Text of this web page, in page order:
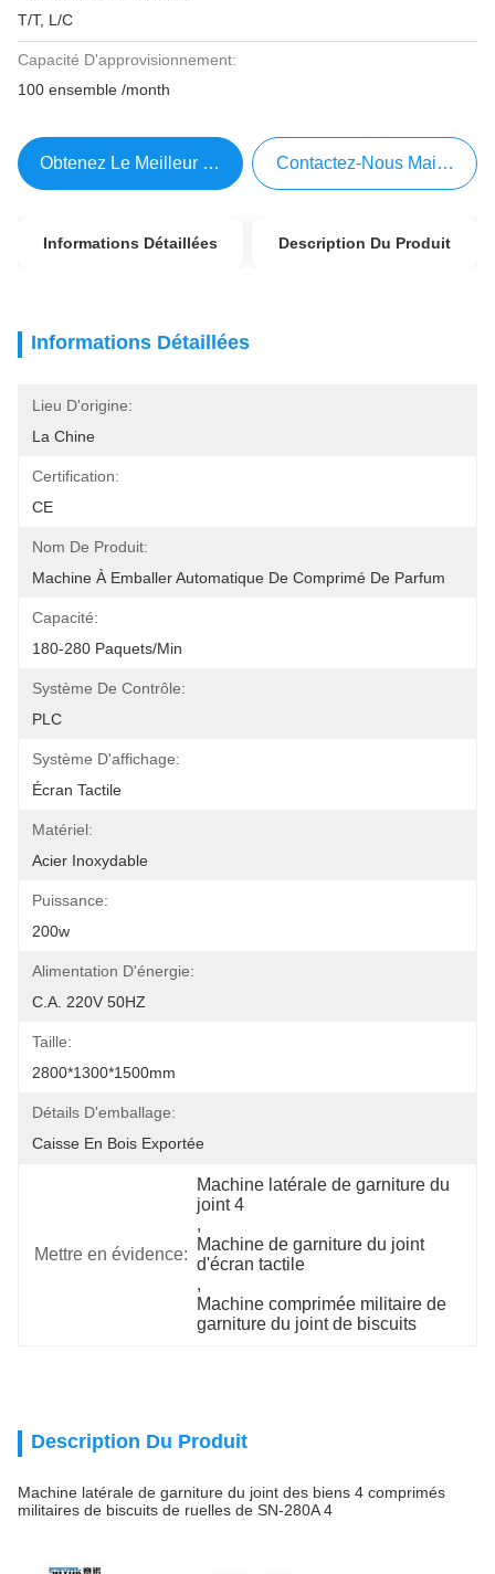
T/T, L/C
Capacité D'approvisionnement:
100 ensemble /month
Obtenez Le Meilleur Prix Contactez-Nous Maintenant
Informations Détaillées Description Du Produit
Informations Détaillées
Lieu D'origine:
La Chine
Certification:
CE
Nom De Produit:
Machine À Emballer Automatique De Comprimé De Parfum
Capacité:
180-280 Paquets/min
Système De Contrôle:
PLC
Système D'affichage:
Écran Tactile
Matériel:
Acier Inoxydable
Puissance:
200w
Alimentation D'énergie:
C.A. 220V 50HZ
Taille:
2800*1300*1500mm
Détails D'emballage:
Caisse En Bois Exportée
Mettre en évidence:
Machine latérale de garniture du
joint 4
,
Machine de garniture du joint
d'écran tactile
,
Machine comprimée militaire de
garniture du joint de biscuits
Description Du Produit
Machine latérale de garniture du joint des biens 4 comprimés
militaires de biscuits de ruelles de SN-280A 4